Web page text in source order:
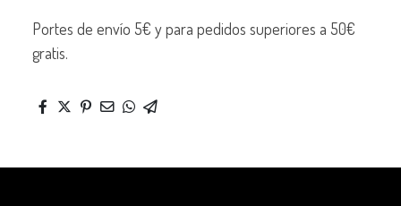
Portes de envío 5€ y para pedidos superiores a 50€
gratis.